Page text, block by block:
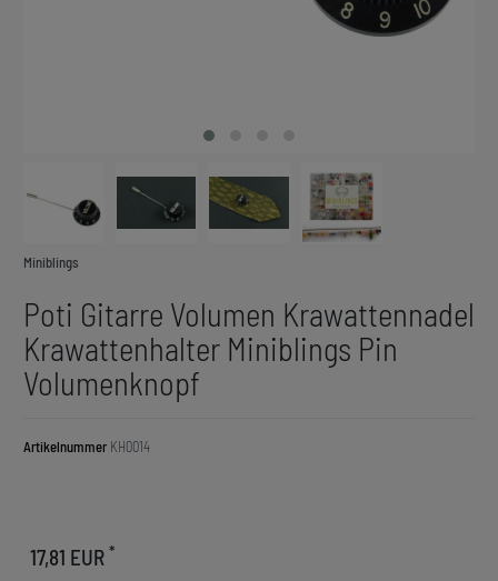
Miniblings
Poti Gitarre Volumen Krawattennadel
Krawattenhalter Miniblings Pin
Volumenknopf
Artikelnummer KH0014
17,81 EUR *